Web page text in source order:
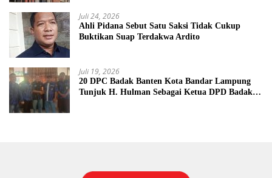
Juli 24, 2026
Ahli Pidana Sebut Satu Saksi Tidak Cukup
Buktikan Suap Terdakwa Ardito
Juli 19, 2026
20 DPC Badak Banten Kota Bandar Lampung
Tunjuk H. Hulman Sebagai Ketua DPD Badak